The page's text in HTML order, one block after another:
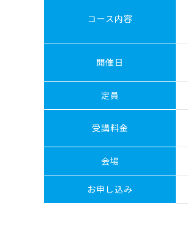
コース内容
開催日
定員
受講料金
会場
お申し込み